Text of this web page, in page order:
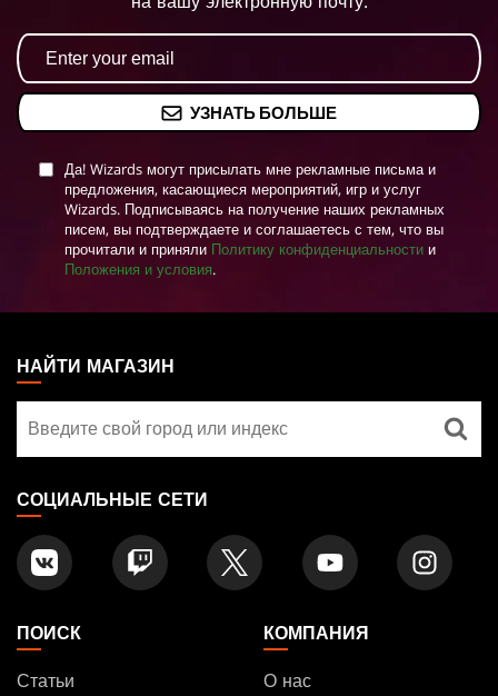
УЗНАТЬ БОЛЬШЕ
Да! Wizards могут присылать мне рекламные письма и
предложения, касающиеся мероприятий, игр и услуг
Wizards. Подписываясь на получение наших рекламных
писем, вы подтверждаете и соглашаетесь с тем, что вы
прочитали и приняли Политику конфиденциальности и
Положения и условия.
THE
GATHERING
FOOTER
НАЙТИ МАГАЗИН
магазин
СОЦИАЛЬНЫЕ СЕТИ
ПОИСК
Статьи
КОМПАНИЯ
О нас